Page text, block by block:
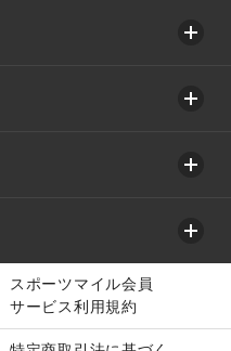
スポーツマイル会員
サービス利用規約